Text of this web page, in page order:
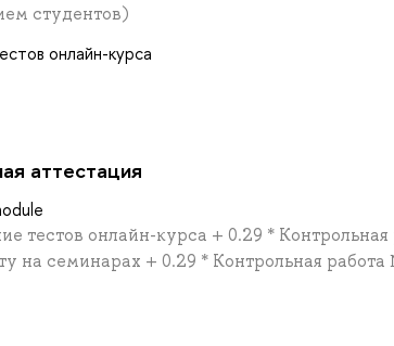
студентов)
онлайн-курса
аттестация
тестов онлайн-курса + 0.29 *
на семинарах + 0.29 * Контрольная